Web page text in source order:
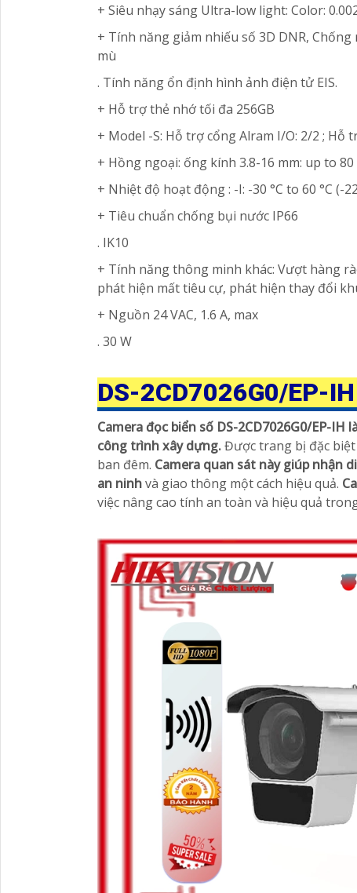
+ Siêu nhạy sáng Ultra-low light: Color: 0.002
+ Tính năng giảm nhiếu số 3D DNR,
mù
. Tính năng ổn định hình ảnh điện tử EIS.
+ Hỗ trợ thẻ nhớ tối đa 256GB
+ Model -S: Hỗ trợ cổng Alram I/O: 2/2 ; Hỗ
+ Hồng ngoại: ống kính 3.8-16 mm: up to
+ Nhiệt độ hoạt động : -I: -30 °C to 60 °C (-
+ Tiêu chuẩn chống bụi nước IP66
. IK10
+ Tính năng thông minh khác: Vượt hàng
phát hiện mất tiêu cự, phát hiện thay đổi
+ Nguồn 24 VAC, 1.6 A, max
. 30 W
DS-2CD7026G0/EP-IH
Camera đọc biển số DS-2CD7026G0/EP-
công trình xây dựng.Được trang bị đặc
ban đêm. Camera quan sát này giúp nhận
an ninhvà giao thông một cách hiệu quả.
việc nâng cao tính an toàn và hiệu quả